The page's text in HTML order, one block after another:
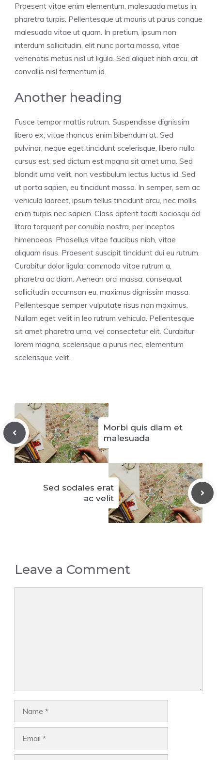
Praesent vitae enim elementum, malesuada metus in,
pharetra turpis. Pellentesque ut mauris ut purus congue
malesuada vitae ut quam. In pretium, ipsum non
interdum sollicitudin, elit nunc porta massa, vitae
venenatis metus nisl ut ligula. Sed aliquet nibh arcu, at
convallis nisl fermentum id.
Another heading
Fusce tempor mattis rutrum. Suspendisse dignissim
libero ex, vitae rhoncus enim bibendum at. Sed
pulvinar, neque eget tincidunt scelerisque, libero nulla
cursus est, sed dictum est magna sit amet urna. Sed
blandit urna velit, non vestibulum lectus luctus id. Sed
ut porta sapien, eu tincidunt massa. In semper, sem ac
vehicula laoreet, ipsum tellus tincidunt arcu, nec mollis
enim turpis nec sapien. Class aptent taciti sociosqu ad
litora torquent per conubia nostra, per inceptos
himenaeos. Phasellus vitae faucibus nibh, vitae
aliquam risus. Praesent suscipit tincidunt dui eu rutrum.
Curabitur dolor ligula, commodo vitae rutrum a,
pharetra ac diam. Aenean orci massa, consequat
sollicitudin accumsan eu, maximus dignissim massa.
Pellentesque semper vulputate risus non maximus.
Nullam eget velit in leo rutrum vehicula. Pellentesque
sit amet pharetra urna, vel consectetur elit. Curabitur
lorem magna, scelerisque a purus nec, elementum
scelerisque velit.
Morbi quis diam et
malesuada
Sed sodales erat
ac velit
Leave a Comment